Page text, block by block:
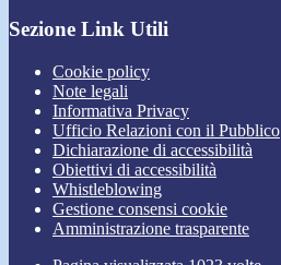
Sezione Link Utili
Cookie policy
Note legali
Informativa Privacy
Ufficio Relazioni con il Pubblico
Dichiarazione di accessibilità
Obiettivi di accessibilità
Whistleblowing
Gestione consensi cookie
Amministrazione trasparente